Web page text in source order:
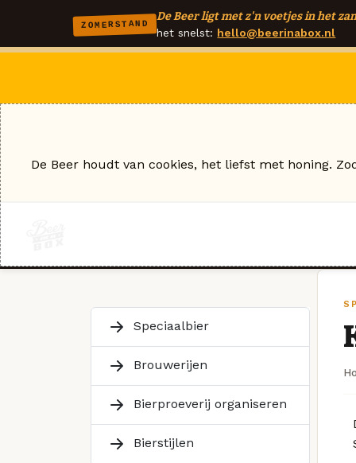
ZOMERSTAND
De Beer ligt met z'n voetjes in het
het snelst: hello@beerinabox.nl
Speciaalbier
Brouwerijen
Bierproeverij organiseren
Bierstijlen
De Beer houdt van cookies, het liefst met honing.